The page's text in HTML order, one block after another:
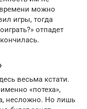
времени можно
игры, тогда
отпадет
весьма кстати.
«потеха»,
несложно. Но лишь